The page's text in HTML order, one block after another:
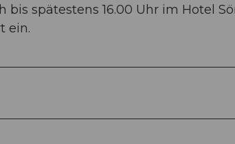
bis spätestens 16.00 Uhr im Hotel
ein.